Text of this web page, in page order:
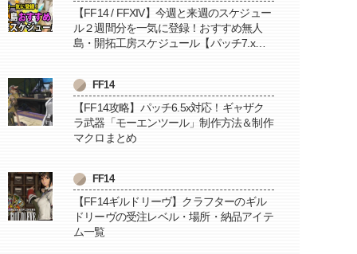
【FF14 / FFXIV】今週と来週のスケジュー
ル２週間分を一気に登録！おすすめ無人
島・開拓工房スケジュール【パッチ7.x対
FF14
【FF14攻略】パッチ6.5x対応！ギャザク
ラ武器「モーエンツール」制作方法＆制作
マクロまとめ
FF14
【FF14ギルドリーヴ】クラフターのギル
ドリーヴの受注レベル・場所・納品アイテ
ム一覧